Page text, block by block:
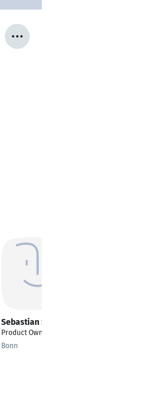
Sebastian Schmitz
Product Owner IoT
Bonn